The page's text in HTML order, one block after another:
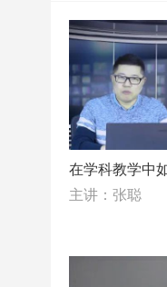
在学科教学中
主讲：张聪